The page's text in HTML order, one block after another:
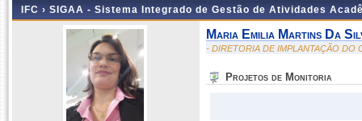
IFC › SIGAA - Sistema Integrado de Gestão de Atividades
Maria Emilia Martins Da
- DIRETORIA DE IMPLANTAÇÃO DO
Projetos de Monitoria